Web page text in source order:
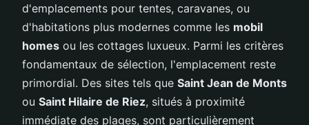
d'emplacements pour tentes, caravanes, ou
d'habitations plus modernes comme les mobil
homes ou les cottages luxueux. Parmi les critères
fondamentaux de sélection, l'emplacement reste
primordial. Des sites tels que Saint Jean de Monts
ou Saint Hilaire de Riez, situés à proximité
immédiate des plages, sont particulièrement